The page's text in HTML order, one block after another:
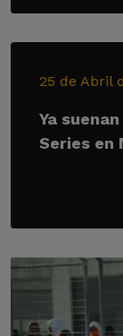
25 de Abril
Ya
Series en